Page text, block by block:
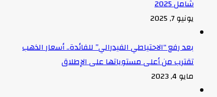
شامل 2025
يونيو 7, 2025
بعد رفع “الاحتياطي الفيدرالي” للفائدة.. أسعار الذهب
تقترب من أعلى مستوياتها على الإطلاق
مايو 4, 2023